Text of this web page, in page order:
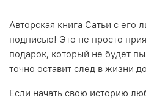
Авторская книга Сатьи с его
подписью! Это не просто
подарок, который не будет
точно оставит след в жизни
Если начать свою историю